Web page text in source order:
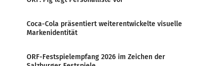
Coca-Cola präsentiert weiterentwickelte visuelle
Markenidentität
ORF-Festspielempfang 2026 im Zeichen der